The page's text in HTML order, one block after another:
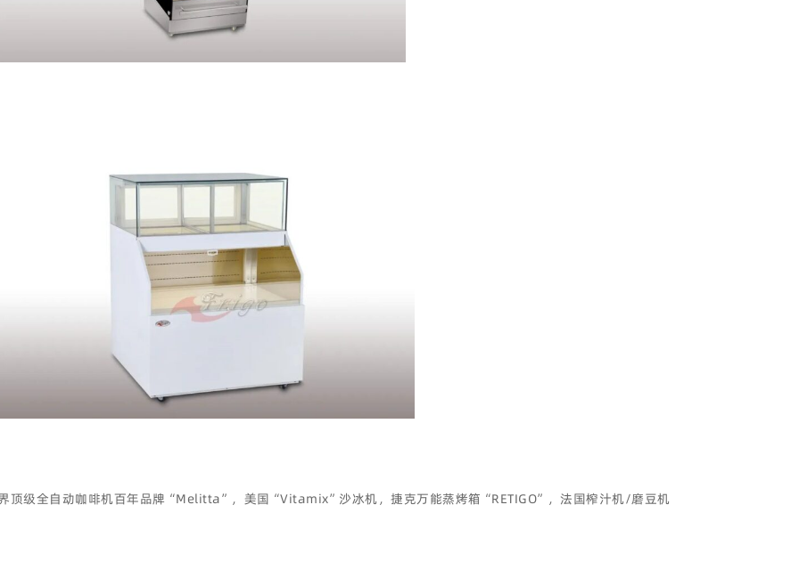
顶级全自动咖啡机百年品牌“Melitta”，美国“Vitamix”沙冰机，捷克万能蒸烤箱“RETIGO”，法国榨汁机/磨豆机